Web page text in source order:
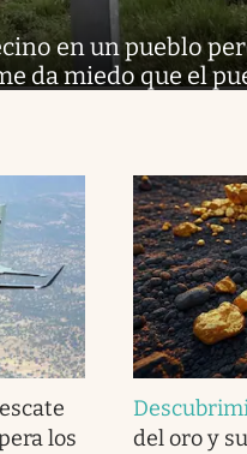
en un pueblo
da miedo que el
los
del oro y